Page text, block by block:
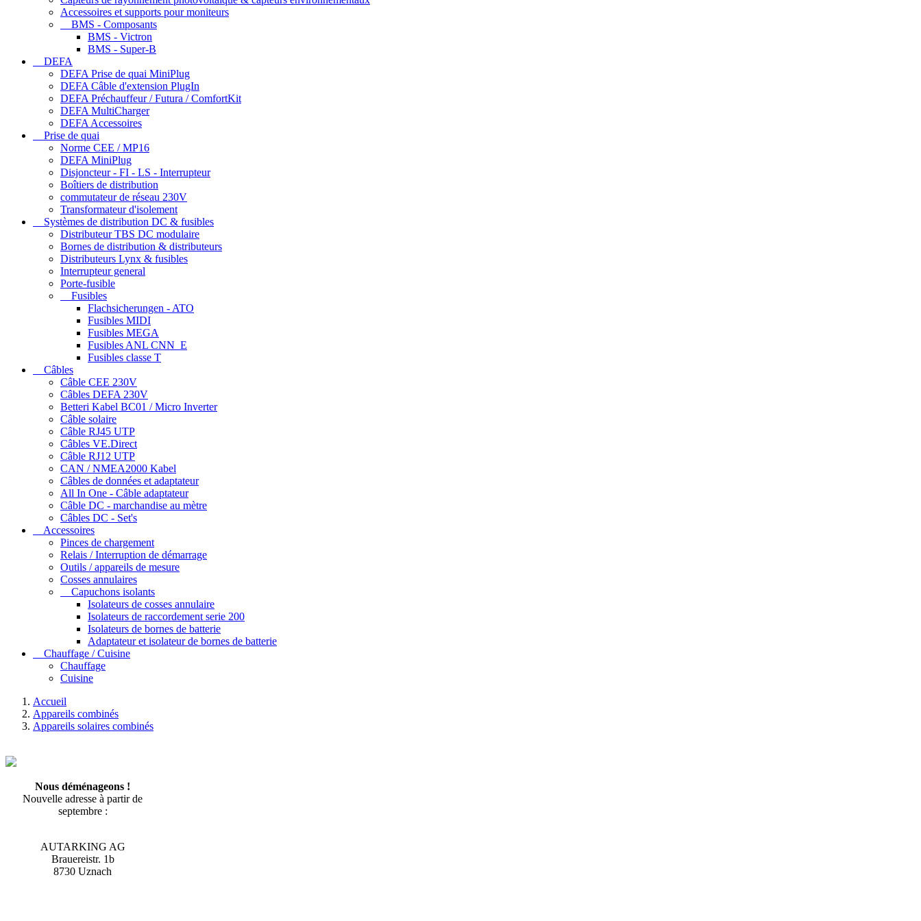
Accessoires et supports pour moniteurs
BMS - Composants
BMS - Victron
BMS - Super-B
DEFA
DEFA Prise de quai MiniPlug
DEFA Câble d'extension PlugIn
DEFA Préchauffeur / Futura / ComfortKit
DEFA MultiCharger
DEFA Accessoires
Prise de quai
Norme CEE / MP16
DEFA MiniPlug
Disjoncteur - FI - LS - Interrupteur
Boîtiers de distribution
commutateur de réseau 230V
Transformateur d'isolement
Systèmes de distribution DC & fusibles
Distributeur TBS DC modulaire
Bornes de distribution & distributeurs
Distributeurs Lynx & fusibles
Interrupteur general
Porte-fusible
Fusibles
Flachsicherungen - ATO
Fusibles MIDI
Fusibles MEGA
Fusibles ANL CNN_E
Fusibles classe T
Câbles
Câble CEE 230V
Câbles DEFA 230V
Betteri Kabel BC01 / Micro Inverter
Câble solaire
Câble RJ45 UTP
Câbles VE.Direct
Câble RJ12 UTP
CAN / NMEA2000 Kabel
Câbles de données et adaptateur
All In One - Câble adaptateur
Câble DC - marchandise au mètre
Câbles DC - Set's
Accessoires
Pinces de chargement
Relais / Interruption de démarrage
Outils / appareils de mesure
Cosses annulaires
Capuchons isolants
Isolateurs de cosses annulaire
Isolateurs de raccordement serie 200
Isolateurs de bornes de batterie
Adaptateur et isolateur de bornes de batterie
Chauffage / Cuisine
Chauffage
Cuisine
Accueil
Appareils combinés
Appareils solaires combinés
Nous déménageons !
Nouvelle adresse à partir de
septembre :
AUTARKING AG
Brauereistr. 1b
8730 Uznach